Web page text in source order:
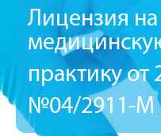
Лицензия на
практику от
№04/2911-М